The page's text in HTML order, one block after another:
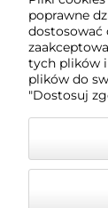
Pomoc
Moje
poprawne
dostosować
tych plików
plików do
"Dostosuj